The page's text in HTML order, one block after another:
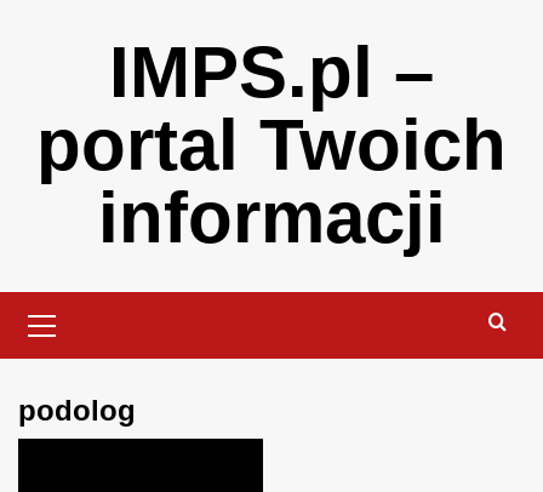
IMPS.pl –
portal Twoich
informacji
Menu
podolog